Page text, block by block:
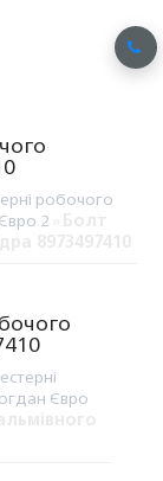
робочого
2
Євро